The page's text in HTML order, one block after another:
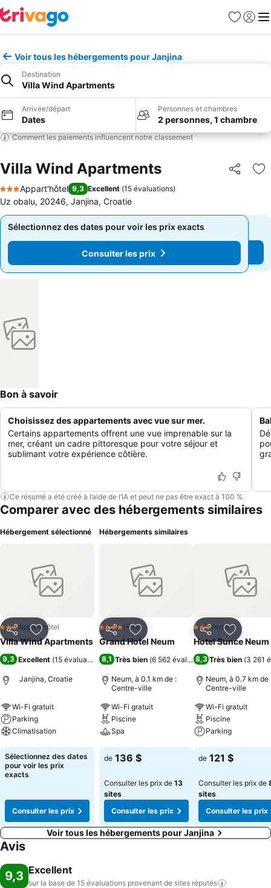
Favoris
Se
Voir tous les hébergements pour Janjina
Destination
Villa Wind Apartments
Arrivée/départ
Dates
Personnes et chambres
2 personnes, 1 chambre
Comment les paiements influencent notre classement
Villa Wind Apartments Partager
3 Étoiles
Appart'hôtel 9,3 Excellent (15 évaluations)
Uz obalu, 20246, Janjina, Croatie
Sélectionnez des dates pour voir les prix exacts
Consulter les prix
Sélectionnez des dates pour voir les prix exacts
Consulter les prix
Bon à savoir
Choisissez des appartements avec vue sur mer.
Certains appartements offrent une vue imprenable sur la
mer, créant un cadre pittoresque pour votre séjour et
sublimant votre expérience côtière.
Ce résumé a été créé à l’aide de l’IA et peut ne pas être exact à 100 %.
Comparer avec des hébergements similaires
Hébergement sélectionné
PartagerAjouter à mes favoris
3 ÉtoilesAppart'hôtel
Villa Wind Apartments
9,3 Excellent (15 évaluations)
Janjina, Croatie
Wi-Fi gratuit
Parking
Climatisation
Consulter les prix
Sélectionnez des dates
pour voir les prix
exacts
Consulter les prix
Hébergements similaires
PartagerAjouter à mes favoris
4 ÉtoilesHotel
Grand Hotel Neum
8,1 Très bien (6 562 évaluations)
Neum, à 0.1 km de :
Centre-ville
Wi-Fi gratuit
Piscine
Spa
Consulter les prix
de 136 $
Consulter les prix de 13
sites
Consulter les prix
PartagerAjouter
3 ÉtoilesHotel
Hotel Sunce Neum
8,3 Très bien (3 261
Neum, à 0.7 km de
Centre-ville
Wi-Fi gratuit
Piscine
Parking
Consulter les
de 121 $
Consulter les prix de
sites
Consulter les prix
Voir tous les hébergements pour Janjina
Avis
9,3 Excellent
sur la base de 15 évaluations provenant de sites réputés